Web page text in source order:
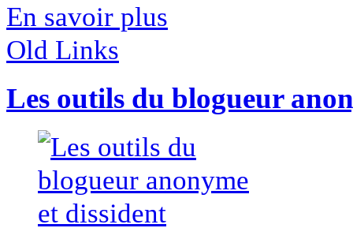
En savoir plus
Old Links
Les outils du blogueur